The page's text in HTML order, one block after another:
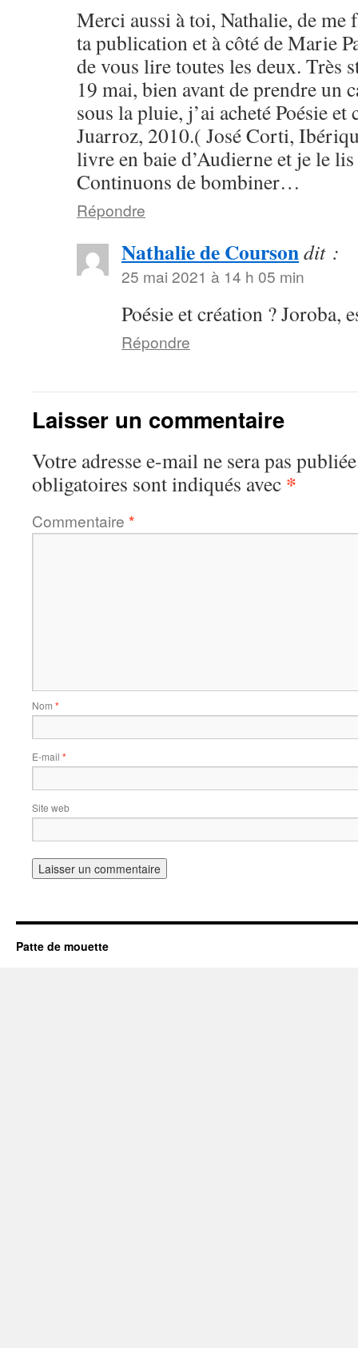
Merci aussi à toi, Nathalie, de me
ta publication et à côté de Marie
de vous lire toutes les deux. Très
19 mai, bien avant de prendre un
sous la pluie, j’ai acheté Poésie
Juarroz, 2010.( José Corti,
livre en baie d’Audierne et je le lis
Continuons de bombiner…
Répondre
Nathalie de Coursondit :
25 mai 2021 à 14 h 05 min
Poésie et création ? Joroba,
Répondre
Laisser un commentaire
Votre adresse e-mail ne sera pas
obligatoires sont indiqués avec *
Commentaire *
Nom *
E-mail *
Site web
Patte de mouette